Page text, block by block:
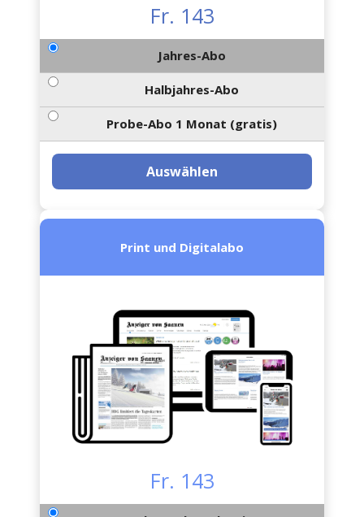
Fr. 143
Jahres-Abo
Halbjahres-Abo
Probe-Abo 1 Monat (gratis)
Auswählen
Print und Digitalabo
Fr. 143